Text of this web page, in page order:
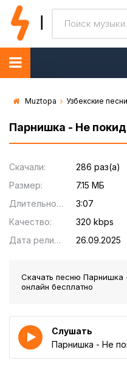
Muztopa Узбекские песни
Парнишка - Не
Скачали:
286 раз(а)
Размер:
7.15 МБ
Длительность:
3:07
Качество:
320 kbps
Дата релиза:
26.09.2025
Скачать песню Парнишка
онлайн бесплатно
Слушать
Парнишка - Не